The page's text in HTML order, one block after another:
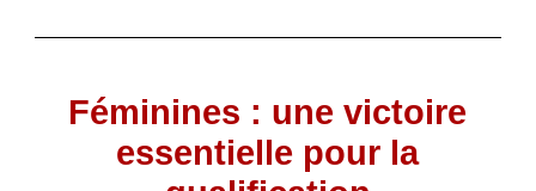
Féminines : une victoire
essentielle pour la